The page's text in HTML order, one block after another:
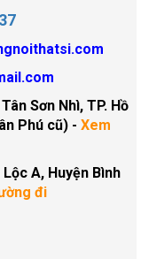
Sơn Nhì, TP. Hồ
Phú cũ) - Xem
A, Huyện Bình
đi